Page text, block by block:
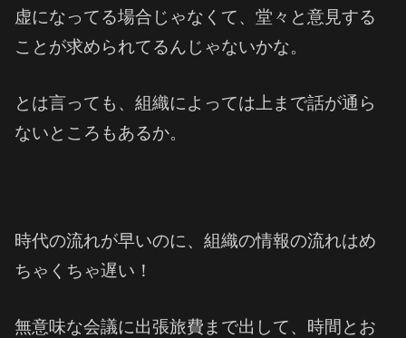
虚になってる場合じゃなくて、堂々と意見する
ことが求められてるんじゃないかな。
とは言っても、組織によっては上まで話が通ら
ないところもあるか。
時代の流れが早いのに、組織の情報の流れはめ
ちゃくちゃ遅い！
無意味な会議に出張旅費まで出して、時間とお